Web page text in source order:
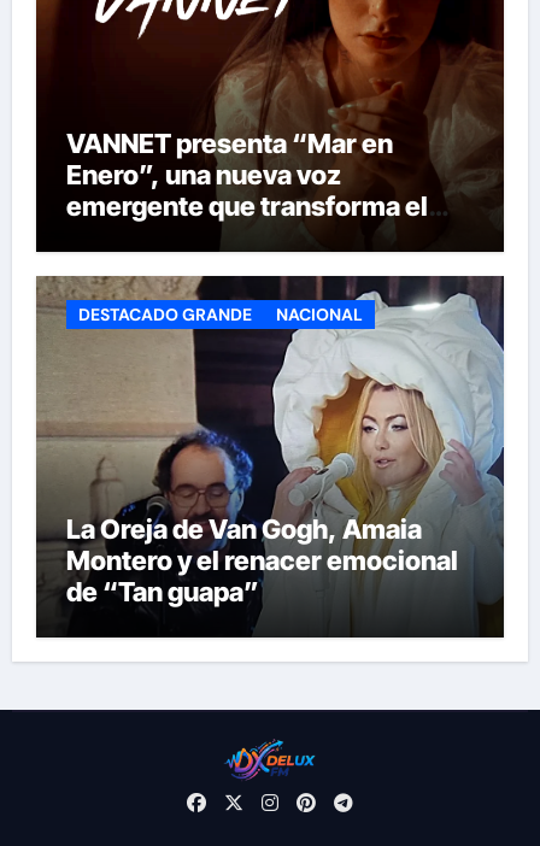
VANNET presenta “Mar en
Enero”, una nueva voz
emergente que transforma el
DESTACADO GRANDE NACIONAL
La Oreja de Van Gogh, Amaia
Montero y el renacer emocional
de “Tan guapa”